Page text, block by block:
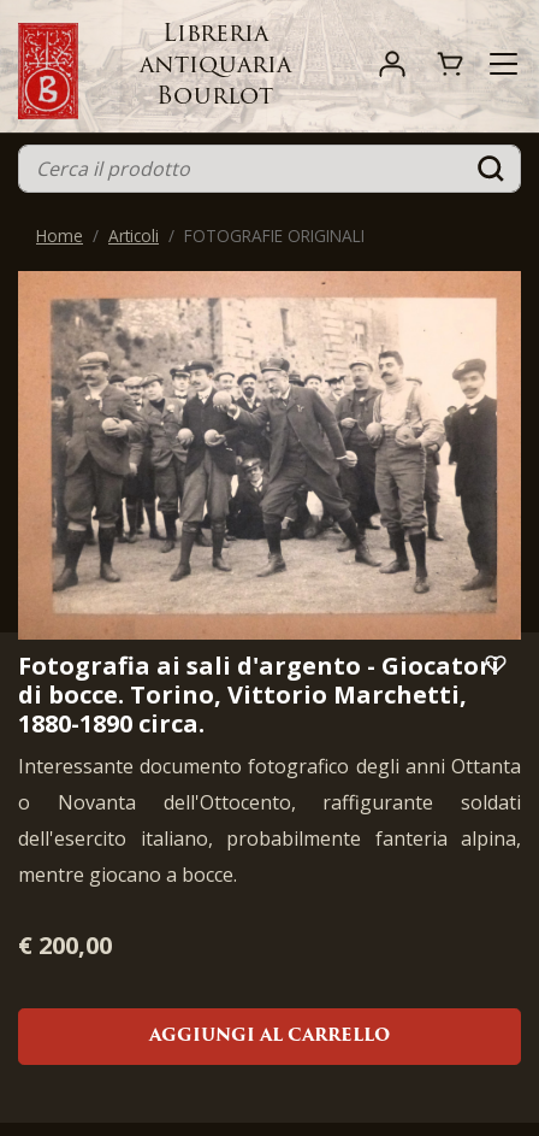
Libreria
antiquaria
Bourlot
Home Articoli FOTOGRAFIE ORIGINALI
Fotografia ai sali d'argento - Giocatori
di bocce. Torino, Vittorio Marchetti,
1880-1890 circa.
Interessante documento fotografico degli anni Ottanta
o Novanta dell'Ottocento, raffigurante soldati
dell'esercito italiano, probabilmente fanteria alpina,
mentre giocano a bocce.
€ 200,00
AGGIUNGI AL CARRELLO